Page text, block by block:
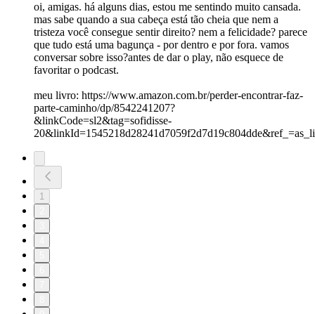
oi, amigas. há alguns dias, estou me sentindo muito cansada.
mas sabe quando a sua cabeça está tão cheia que nem a
tristeza você consegue sentir direito? nem a felicidade? parece
que tudo está uma bagunça - por dentro e por fora. vamos
conversar sobre isso?antes de dar o play, não esquece de
favoritar o podcast.
meu livro: https://www.amazon.com.br/perder-encontrar-faz-
parte-caminho/dp/8542241207?
&linkCode=sl2&tag=sofidisse-
1